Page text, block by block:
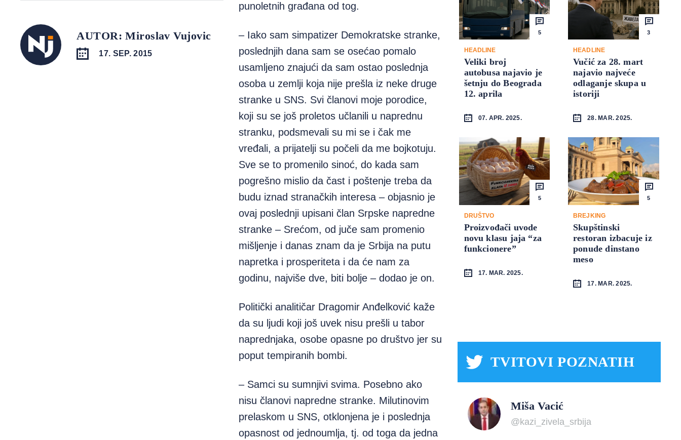
AUTOR: Miroslav Vujovic
17. SEP. 2015
punoletnih građana od tog.
– Iako sam simpatizer Demokratske stranke,
poslednjih dana sam se osećao pomalo
usamljeno znajući da sam ostao poslednja
osoba u zemlji koja nije prešla iz neke druge
stranke u SNS. Svi članovi moje porodice,
koji su se još proletos učlanili u naprednu
stranku, podsmevali su mi se i čak me
vređali, a prijatelji su počeli da me bojkotuju.
Sve se to promenilo sinoć, do kada sam
pogrešno mislio da čast i poštenje treba da
budu iznad stranačkih interesa – objasnio je
ovaj poslednji upisani član Srpske napredne
stranke – Srećom, od juče sam promenio
mišljenje i danas znam da je Srbija na putu
napretka i prosperiteta i da će nam za
godinu, najviše dve, biti bolje – dodao je on.
Politički analitičar Dragomir Anđelković kaže
da su ljudi koji još uvek nisu prešli u tabor
naprednjaka, osobe opasne po društvo jer su
poput tempiranih bombi.
– Samci su sumnjivi svima. Posebno ako
nisu članovi napredne stranke. Milutinovim
prelaskom u SNS, otklonjena je i poslednja
opasnost od jednoumlja, tj. od toga da jedna
5
HEADLINE
Veliki broj
autobusa najavio je
šetnju do Beograda
12. aprila
07. APR. 2025.
3
HEADLINE
Vučić za 28. mart
najavio najveće
odlaganje skupa u
istoriji
28. MAR. 2025.
5
DRUŠTVO
Proizvođači uvode
novu klasu jaja “za
funkcionere”
17. MAR. 2025.
5
BREJKING
Skupštinski
restoran izbacuje iz
ponude dinstano
meso
17. MAR. 2025.
TVITOVI POZNATIH
Miša Vacić
@kazi_zivela_srbija